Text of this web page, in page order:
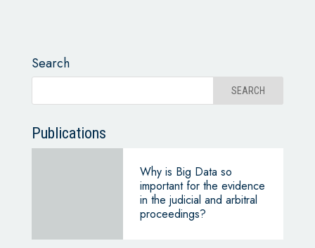
Search
Publications
Why is Big Data so
important for the evidence
in the judicial and arbitral
proceedings?